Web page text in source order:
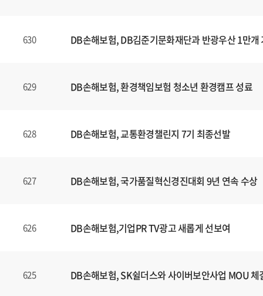
630 DB손해보험, DB김준기문화재단과 반광우산 1만개
629 DB손해보험, 환경책임보험 청소년 환경캠프 성료
628 DB손해보험, 교통환경챌린지 7기 최종선발
627 DB손해보험, 국가품질혁신경진대회 9년 연속 수상
626 DB손해보험,기업PR TV광고 새롭게 선보여
625 DB손해보험, SK쉴더스와 사이버보안사업 MOU 체